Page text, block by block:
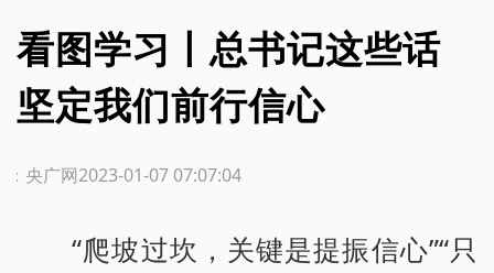
看图学习丨总书记这些话
坚定我们前行信心
2023-01-07 07:07:04
：央广网
“爬坡过坎，关键是提振信心”“只